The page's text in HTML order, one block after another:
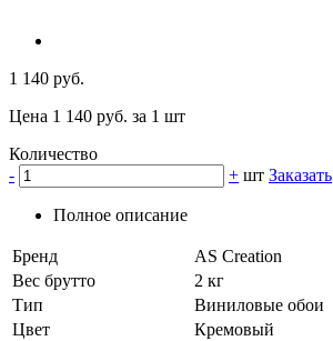
1 140 руб.
Цена 1 140 руб. за 1 шт
Количество
-
+ шт Заказать
Полное описание
Бренд
AS Creation
Вес брутто
2 кг
Тип
Виниловые обои
Цвет
Кремовый